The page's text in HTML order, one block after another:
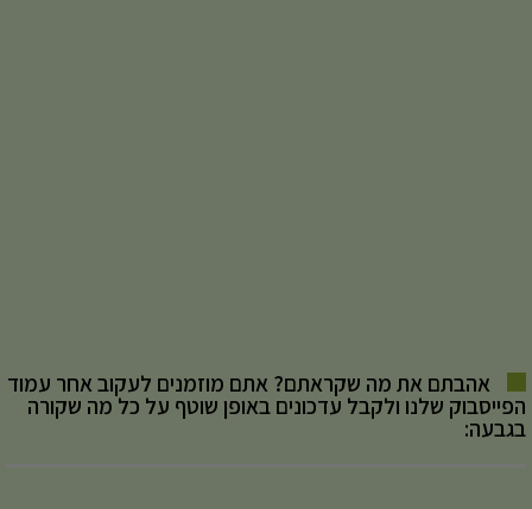
אהבתם את מה שקראתם? אתם מוזמנים לעקוב אחר עמוד
הפייסבוק שלנו ולקבל עדכונים באופן שוטף על כל מה שקורה
בגבעה: